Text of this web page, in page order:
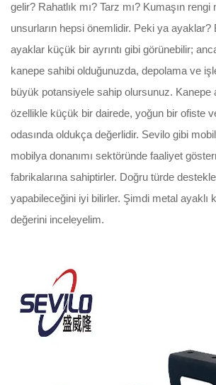
gelir? Rahatlık mı? Tarz mı? Kumaşın
unsurların hepsi önemlidir. Peki ya ayaklar?
ayaklar küçük bir ayrıntı gibi görünebilir;
kanepe sahibi olduğunuzda, depolama ve
büyük potansiyele sahip olursunuz. Kanepe
özellikle küçük bir dairede, yoğun bir ofiste
odasında oldukça değerlidir. Sevilo gibi
mobilya donanımı sektöründe faaliyet
fabrikalarına sahiptirler. Doğru türde
yapabileceğini iyi bilirler. Şimdi metal ayaklı
değerini inceleyelim.